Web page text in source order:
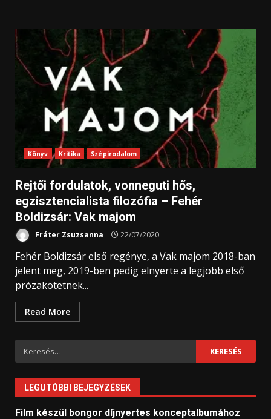
Könyv Kritika Szépirodalom
Rejtői fordulatok, vonneguti hős,
egzisztencialista filozófia – Fehér
Boldizsár: Vak majom
Fráter Zsuzsanna 22/07/2020
Fehér Boldizsár első regénye, a Vak majom 2018-ban
jelent meg, 2019-ben pedig elnyerte a legjobb első
prózakötetnek...
Read More
Keresés:
LEGUTÓBBI BEJEGYZÉSEK
Film készül bongor díjnyertes konceptalbumához